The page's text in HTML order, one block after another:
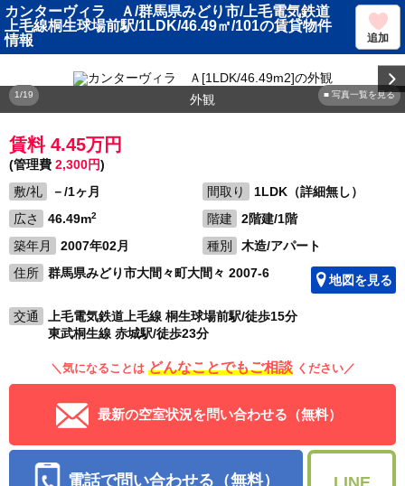
カンターヴィラ Ａ/群馬県みどり市/上毛電気鉄道
上毛線桐生球場前駅/1LDK/46.49㎡/101の賃貸物件
情報
追加
■ 写真一覧を見る
1/19 外観
賃料 4.45万円
(管理費 2,300円)
敷/礼
－/1ヶ月 間取り
1LDK（詳細無し）
広さ
46.49m2 階建
2階建/1階
築年月
2007年02月 種別
木造/アパート
住所
群馬県みどり市大間々町大間々 2007-6 地図を見る
交通
上毛電気鉄道上毛線 桐生球場前駅/徒歩15分
東武桐生線 赤城駅/徒歩23分
＼気になることは どんなことでもご相談 ください／
最新の空室状況を問い合わせる（無料）
電話で問い合わせる（無料） LINE